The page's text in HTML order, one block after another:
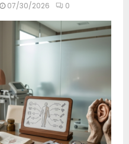
07/30/2026 0